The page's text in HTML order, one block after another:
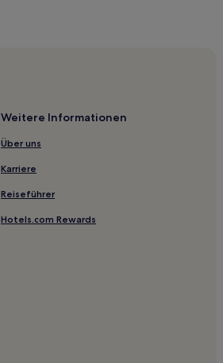
Weitere Informationen
Über uns
Karriere
Reiseführer
Hotels.com Rewards